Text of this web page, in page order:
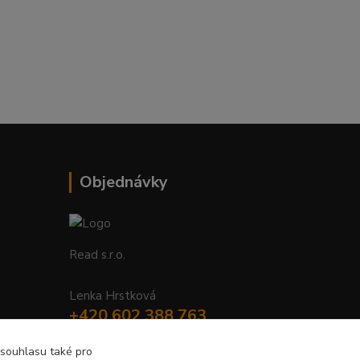
Objednávky
Read s.r.o.
Lenka Hrstková
+420 602 388 763
také pro